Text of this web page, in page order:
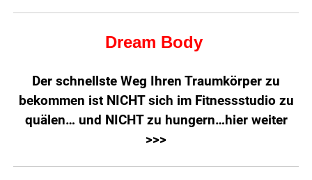
Dream Body
Der schnellste Weg Ihren Traumkörper zu
bekommen ist NICHT sich im Fitnessstudio zu
quälen… und NICHT zu hungern…hier weiter
>>>